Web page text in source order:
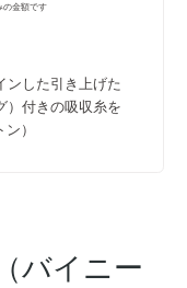
の金額です
ンした引き上げた
）付きの吸収糸を
）
バイニー